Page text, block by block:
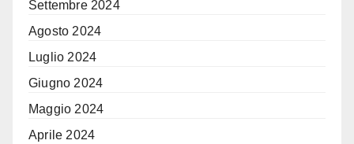
Settembre 2024
Agosto 2024
Luglio 2024
Giugno 2024
Maggio 2024
Aprile 2024